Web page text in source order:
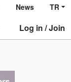
News TR
Log in / Join